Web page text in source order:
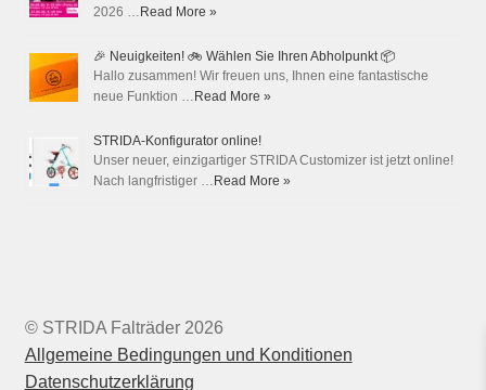
2026 … Read More »
🎉 Neuigkeiten! 🚲 Wählen Sie Ihren Abholpunkt 📦
Hallo zusammen! Wir freuen uns, Ihnen eine fantastische
neue Funktion … Read More »
STRIDA-Konfigurator online!
Unser neuer, einzigartiger STRIDA Customizer ist jetzt online!
Nach langfristiger … Read More »
© STRIDA Falträder 2026
Allgemeine Bedingungen und Konditionen
Datenschutzerklärung